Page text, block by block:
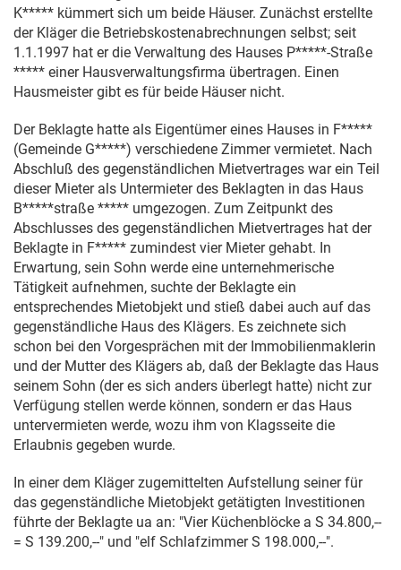
K***** kümmert sich um beide Häuser. Zunächst erstellte
der Kläger die Betriebskostenabrechnungen selbst; seit
1.1.1997 hat er die Verwaltung des Hauses P*****-Straße
***** einer Hausverwaltungsfirma übertragen. Einen
Hausmeister gibt es für beide Häuser nicht.
Der Beklagte hatte als Eigentümer eines Hauses in F*****
(Gemeinde G*****) verschiedene Zimmer vermietet. Nach
Abschluß des gegenständlichen Mietvertrages war ein Teil
dieser Mieter als Untermieter des Beklagten in das Haus
B*****straße ***** umgezogen. Zum Zeitpunkt des
Abschlusses des gegenständlichen Mietvertrages hat der
Beklagte in F***** zumindest vier Mieter gehabt. In
Erwartung, sein Sohn werde eine unternehmerische
Tätigkeit aufnehmen, suchte der Beklagte ein
entsprechendes Mietobjekt und stieß dabei auch auf das
gegenständliche Haus des Klägers. Es zeichnete sich
schon bei den Vorgesprächen mit der Immobilienmaklerin
und der Mutter des Klägers ab, daß der Beklagte das Haus
seinem Sohn (der es sich anders überlegt hatte) nicht zur
Verfügung stellen werde können, sondern er das Haus
untervermieten werde, wozu ihm von Klagsseite die
Erlaubnis gegeben wurde.
In einer dem Kläger zugemittelten Aufstellung seiner für
das gegenständliche Mietobjekt getätigten Investitionen
führte der Beklagte ua an: "Vier Küchenblöcke a S 34.800,--
= S 139.200,--" und "elf Schlafzimmer S 198.000,--".